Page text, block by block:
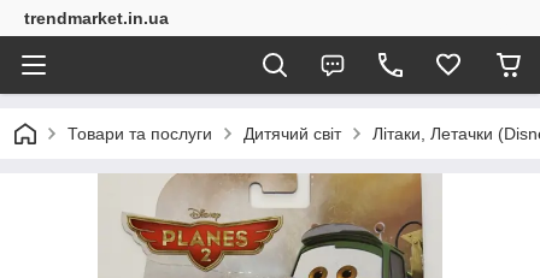
trendmarket.in.ua
Товари та послуги Дитячий світ Літаки, Летачки